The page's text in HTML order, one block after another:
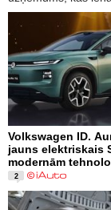
Volkswagen ID.
jauns elektriskais
modernām
2